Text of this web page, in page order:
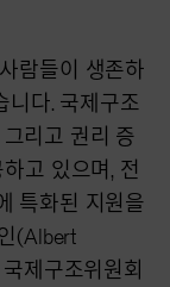
람들이 생존하
니다. 국제구조
리고 권리 증
고 있으며, 전
특화된 지원을
(Albert
제구조위원회